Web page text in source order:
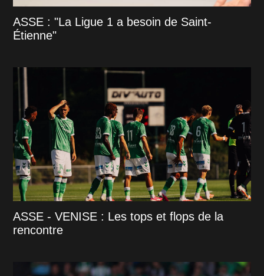
ASSE : "La Ligue 1 a besoin de Saint-
Étienne"
ASSE - VENISE : Les tops et flops de la
rencontre